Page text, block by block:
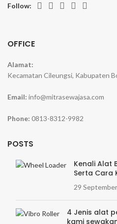
Follow:
OFFICE
Alamat:
Kecamatan Cileungsi, Kabupaten
Email: info@mitrasewajasa.com
Phone: 0813-8312-9982
POSTS
Kenali Alat
Serta Cara
29
4 Jenis alat
kami